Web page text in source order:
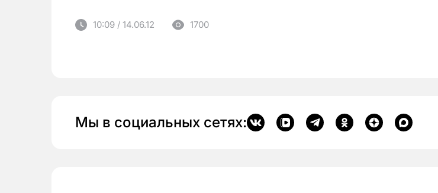
10:09 / 14.06.12 1700
Мы в социальных сетях: